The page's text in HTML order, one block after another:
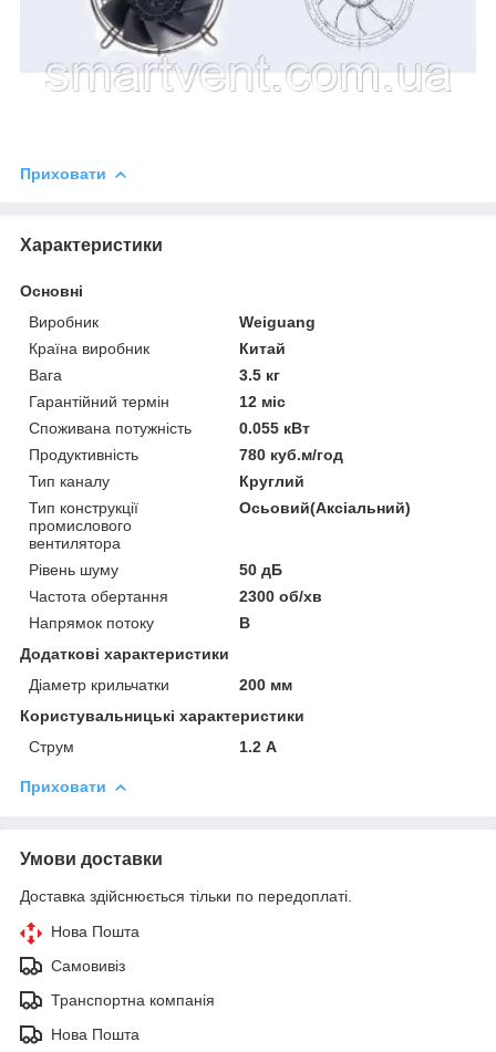
Приховати
Характеристики
Основні
Виробник
Weiguang
Країна виробник
Китай
Вага
3.5 кг
Гарантійний термін
12 міс
Споживана потужність
0.055 кВт
Продуктивність
780 куб.м/год
Тип каналу
Круглий
Тип конструкції
промислового
вентилятора
Осьовий(Аксіальний)
Рівень шуму
50 дБ
Частота обертання
2300 об/хв
Напрямок потоку
B
Додаткові характеристики
Діаметр крильчатки
200 мм
Користувальницькі характеристики
Струм
1.2 А
Приховати
Умови доставки
Доставка здійснюється тільки по передоплаті.
Нова Пошта
Самовивіз
Транспортна компанія
Нова Пошта